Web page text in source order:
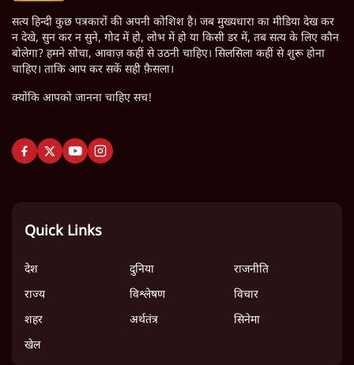
सत्य हिन्दी कुछ पत्रकारों की अपनी कोशिश है। जब मुख्यधारा का मीडिया देख कर
न देखे, सुन कर न सुने, गोद में हो, लोभ में हो या किसी डर में, तब सत्य के लिए कौन
बोलेगा? हमने सोचा, आवाज़ कहीं से उठनी चाहिए। सिलसिला कहीं से शुरू होना
चाहिए। ताकि आप कर सकें सही फ़ैसला।
क्योंकि आपको जानना चाहिए सच!
Quick Links
देश दुनिया
राजनीति
राज्य
विश्लेषण
विचार
शहर
अर्थतंत्र
सिनेमा
खेल